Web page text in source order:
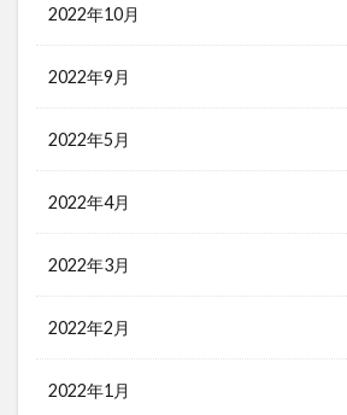
2022年10月
2022年9月
2022年5月
2022年4月
2022年3月
2022年2月
2022年1月